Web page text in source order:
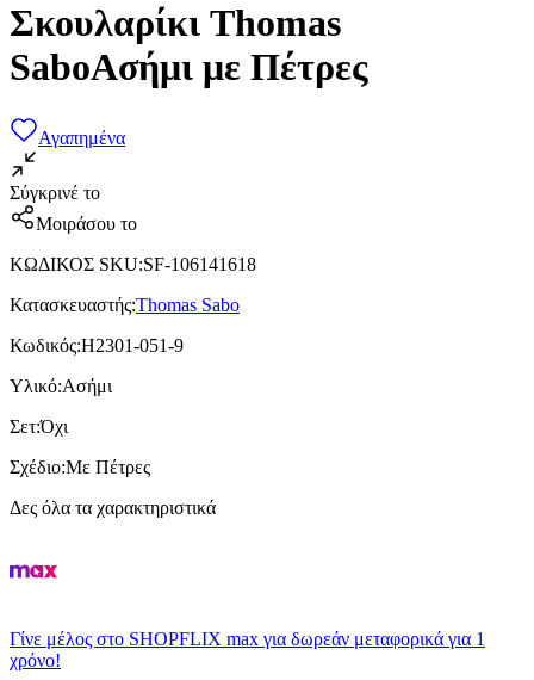
Σκουλαρίκι Thomas
SaboΑσήμι με Πέτρες
Αγαπημένα
Σύγκρινέ το
Μοιράσου το
ΚΩΔΙΚΟΣ SKU:SF-106141618
Κατασκευαστής:Thomas Sabo
Κωδικός:H2301-051-9
Υλικό:Ασήμι
Σετ:Όχι
Σχέδιο:Με Πέτρες
Δες όλα τα χαρακτηριστικά
Γίνε μέλος στο SHOPFLIX max για δωρεάν μεταφορικά για 1
χρόνο!